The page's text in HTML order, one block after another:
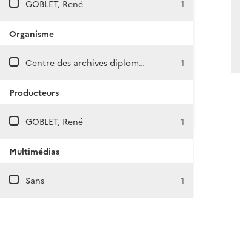
GOBLET, René 1
Organisme
Centre des archives diplomatiques de La Courneuve 1
Producteurs
GOBLET, René 1
Multimédias
Sans 1